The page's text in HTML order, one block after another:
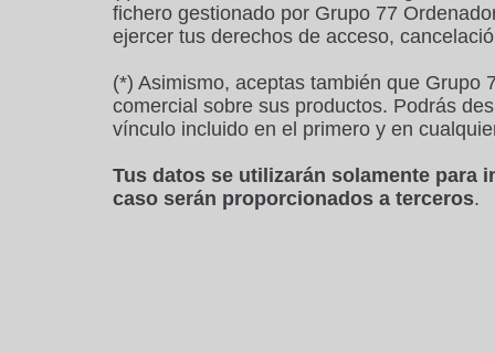
fichero gestionado por Grupo 77
ejercer tus derechos de acceso,
(*) Asimismo, aceptas también que Grupo
comercial sobre sus productos. Podrás
vínculo incluido en el primero y en
Tus datos se utilizarán solamente para
caso serán proporcionados a terceros.